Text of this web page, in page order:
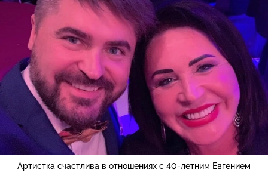
Артистка счастлива в отношениях с 40-летним Евгением